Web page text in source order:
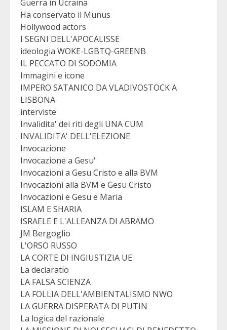
Guerra in Ucraina
Ha conservato il Munus
Hollywood actors
I SEGNI DELL'APOCALISSE
ideologia WOKE-LGBTQ-GREENB
IL PECCATO DI SODOMIA
Immagini e icone
IMPERO SATANICO DA VLADIVOSTOCK A
LISBONA
interviste
Invalidita' dei riti degli UNA CUM
INVALIDITA' DELL'ELEZIONE
Invocazione
Invocazione a Gesu'
Invocazioni a Gesu Cristo e alla BVM
Invocazioni alla BVM e Gesu Cristo
Invocazioni e Gesu e Maria
ISLAM E SHARIA
ISRAELE E L'ALLEANZA DI ABRAMO
JM Bergoglio
L'ORSO RUSSO
LA CORTE DI INGIUSTIZIA UE
La declaratio
LA FALSA SCIENZA
LA FOLLIA DELL'AMBIENTALISMO NWO
LA GUERRA DISPERATA DI PUTIN
La logica del razionale